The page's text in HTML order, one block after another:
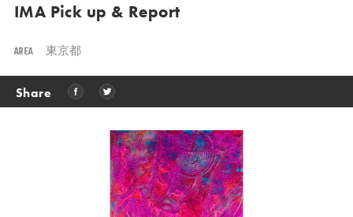
IMA Pick up & Report
AREA 東京都
Share